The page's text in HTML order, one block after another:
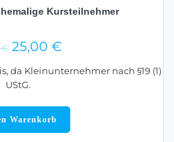
Kursteilnehmer
€ Ursprünglicher
Preis
war:
40,00 €
25,00 €Aktueller
Preis
25,00 €.
da Kleinunternehmer nach §19 (1)
UStG.
Warenkorb